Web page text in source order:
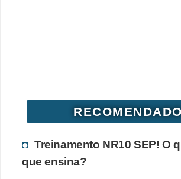
Treinamento NR10 SEP! O
que ensina?